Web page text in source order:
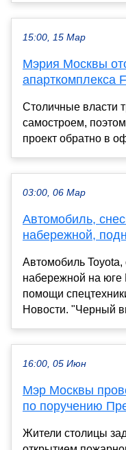
15:00, 15 Мар
Мэрия Москвы
апарткомплекса
Столичные власти
самостроем,
проект обратно в
03:00, 06 Мар
Автомобиль,
набережной,
Автомобиль
набережной на
помощи
Новости. "Черный
16:00, 05 Июн
Мэр Москвы
по поручению
Жители столицы